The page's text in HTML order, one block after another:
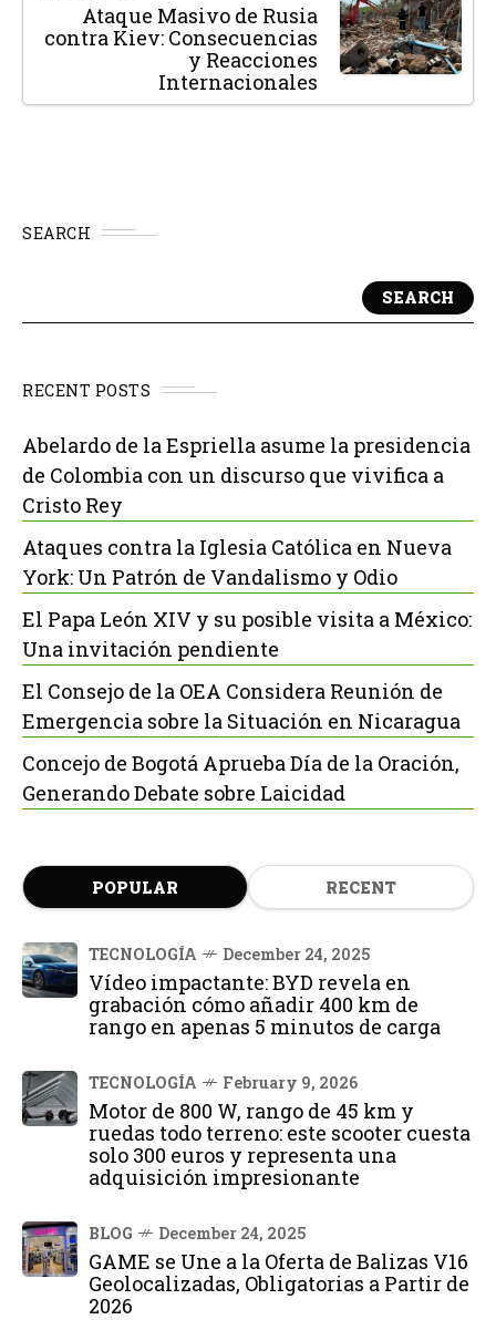
Ataque Masivo de Rusia
contra Kiev: Consecuencias
y Reacciones
Internacionales
SEARCH
SEARCH
RECENT POSTS
Abelardo de la Espriella asume la presidencia
de Colombia con un discurso que vivifica a
Cristo Rey
Ataques contra la Iglesia Católica en Nueva
York: Un Patrón de Vandalismo y Odio
El Papa León XIV y su posible visita a México:
Una invitación pendiente
El Consejo de la OEA Considera Reunión de
Emergencia sobre la Situación en Nicaragua
Concejo de Bogotá Aprueba Día de la Oración,
Generando Debate sobre Laicidad
POPULAR RECENT
TECNOLOGÍA December 24, 2025
Vídeo impactante: BYD revela en
grabación cómo añadir 400 km de
rango en apenas 5 minutos de carga
TECNOLOGÍA February 9, 2026
Motor de 800 W, rango de 45 km y
ruedas todo terreno: este scooter cuesta
solo 300 euros y representa una
adquisición impresionante
BLOG December 24, 2025
GAME se Une a la Oferta de Balizas V16
Geolocalizadas, Obligatorias a Partir de
2026